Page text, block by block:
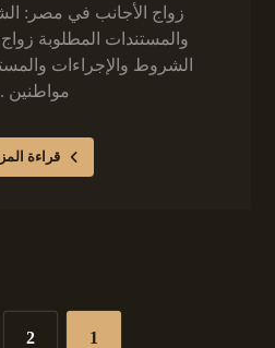
زواج الأجانب في مصر:
والمستندات المطلوبة
الشروط والإجراءات
مواطنين
قراءة
1
2